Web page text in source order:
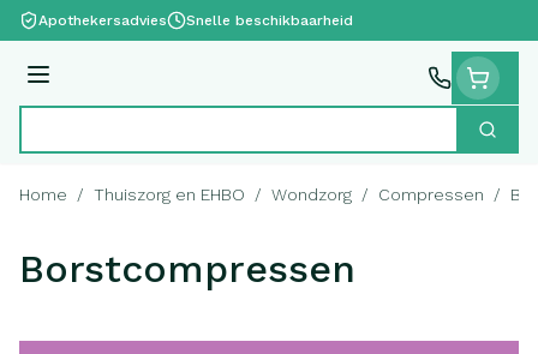
Ga naar de inhoud
Apothekersadvies Snelle beschikbaarheid
Menu
Zoek
Home / Thuiszorg en EHBO / Wondzorg / Compressen /
Borstcompressen